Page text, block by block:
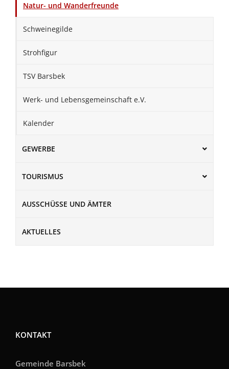
Natur- und Wanderfreunde
Schweinegilde
Strohfigur
TSV Barsbek
Werk- und Lebensgemeinschaft e.V.
Kalender
GEWERBE
TOURISMUS
AUSSCHÜSSE UND ÄMTER
AKTUELLES
KONTAKT
Gemeinde Barsbek